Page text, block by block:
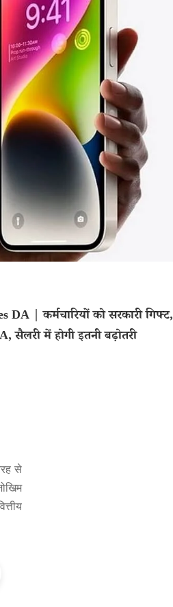
DA | कर्मचारियों को सरकारी गिफ्ट,
सैलरी में होगी इतनी बढ़ोतरी
से